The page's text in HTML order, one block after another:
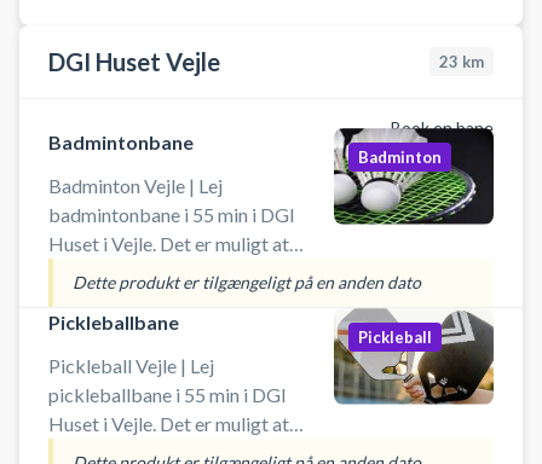
DGI Huset Vejle 23 km
Book en bane
Badmintonbane
Badminton Vejle | Lej
badmintonbane i 55 min i DGI
Huset i Vejle. Det er muligt at
medbringe eget udstyr, men ellers
kan ketcher og bolde lejes i
receptionen for 30 kr. Book
badmintonbane og spil badminton
i Vejle på en af de mere end 40
badmintonbaner i DGI Huset
Badminton
Dette produkt er tilgængeligt på en anden dato
Pickleballbane
Pickleball Vejle | Lej
pickleballbane i 55 min i DGI
Huset i Vejle. Det er muligt at
medbringe eget udstyr, men ellers
Pickleball